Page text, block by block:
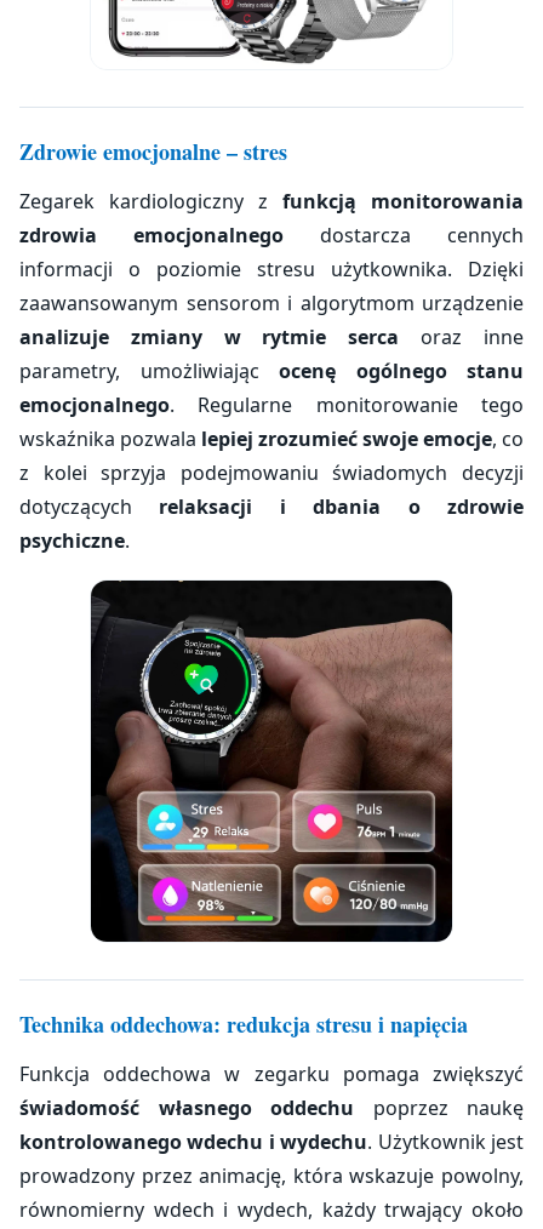
Zdrowie emocjonalne – stres
Zegarek kardiologiczny z funkcją monitorowania
zdrowia emocjonalnego dostarcza cennych
informacji o poziomie stresu użytkownika. Dzięki
zaawansowanym sensorom i algorytmom urządzenie
analizuje zmiany w rytmie serca oraz inne
parametry, umożliwiając ocenę ogólnego stanu
emocjonalnego. Regularne monitorowanie tego
wskaźnika pozwala lepiej zrozumieć swoje emocje, co
z kolei sprzyja podejmowaniu świadomych decyzji
dotyczących relaksacji i dbania o zdrowie
psychiczne.
Technika oddechowa: redukcja stresu i napięcia
Funkcja oddechowa w zegarku pomaga zwiększyć
świadomość własnego oddechu poprzez naukę
kontrolowanego wdechu i wydechu. Użytkownik jest
prowadzony przez animację, która wskazuje powolny,
równomierny wdech i wydech, każdy trwający około